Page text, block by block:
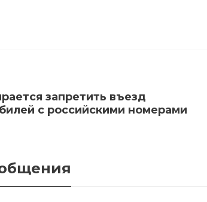
запретить въезд
с российскими номерами